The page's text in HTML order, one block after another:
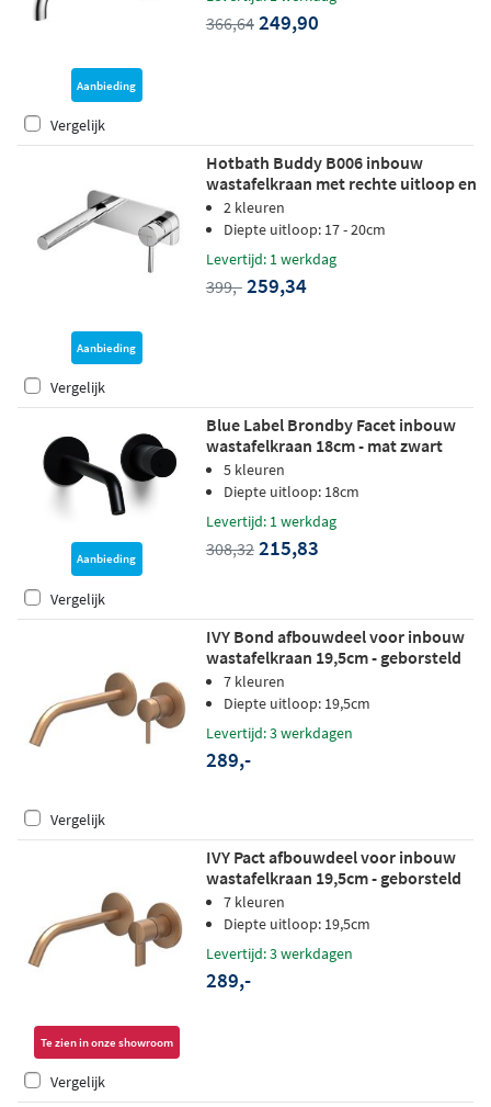
Aanbieding
366,64 249,90
Vergelijk
Aanbieding
Hotbath Buddy B006 inbouw
wastafelkraan met rechte uitloop en
achterplaat chroom
2 kleuren
Diepte uitloop: 17 - 20cm
Levertijd: 1 werkdag
399,- 259,34
Vergelijk
Aanbieding
Blue Label Brondby Facet inbouw
wastafelkraan 18cm - mat zwart
5 kleuren
Diepte uitloop: 18cm
Levertijd: 1 werkdag
308,32 215,83
Vergelijk
IVY Bond afbouwdeel voor inbouw
wastafelkraan 19,5cm - geborsteld
mat koper PVD
7 kleuren
Diepte uitloop: 19,5cm
Levertijd: 3 werkdagen
289,-
Vergelijk
Te zien in onze showroom
IVY Pact afbouwdeel voor inbouw
wastafelkraan 19,5cm - geborsteld
mat koper PVD
7 kleuren
Diepte uitloop: 19,5cm
Levertijd: 3 werkdagen
289,-
Vergelijk